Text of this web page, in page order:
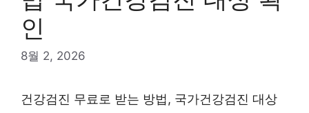
인
8월 2, 2026
건강검진 무료로 받는 방법, 국가건강검진 대상